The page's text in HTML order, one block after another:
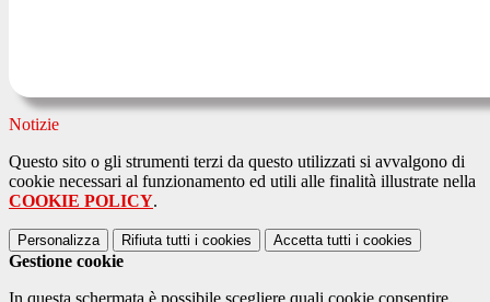
Notizie
Questo sito o gli strumenti terzi da questo utilizzati si avvalgono di
cookie necessari al funzionamento ed utili alle finalità illustrate nella
COOKIE POLICY.
Personalizza Rifiuta tutti i cookies Accetta tutti i cookies
Gestione cookie